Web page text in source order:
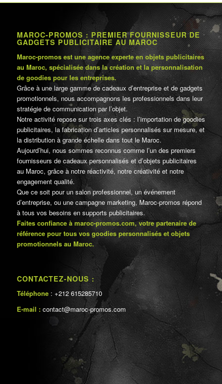
MAROC-PROMOS : PREMIER FOURNISSEUR DE
GADGETS PUBLICITAIRE AU MAROC
Maroc-promos est une agence experte en objets publicitaires
au Maroc, spécialisée dans la création et la personnalisation
de goodies pour les entreprises.
Grâce à une large gamme de cadeaux d’entreprise et de gadgets
promotionnels, nous accompagnons les professionnels dans leur
stratégie de communication par l’objet.
Notre activité repose sur trois axes clés : l’importation de goodies
publicitaires, la fabrication d’articles personnalisés sur mesure, et
la distribution à grande échelle dans tout le Maroc.
Aujourd’hui, nous sommes reconnus comme l’un des premiers
fournisseurs de cadeaux personnalisés et d’objets publicitaires
au Maroc, grâce à notre réactivité, notre créativité et notre
engagement qualité.
Que ce soit pour un salon professionnel, un événement
d’entreprise, ou une campagne marketing, Maroc-promos répond
à tous vos besoins en supports publicitaires.
Faites confiance à maroc-promos.com, votre partenaire de
référence pour tous vos goodies personnalisés et objets
promotionnels au Maroc.
CONTACTEZ-NOUS :
Téléphone : +212 615285710
E-mail : contact@maroc-promos.com